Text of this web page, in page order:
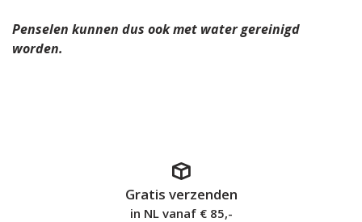
Penselen kunnen dus ook met water gereinigd
worden.
Gratis verzenden
in NL vanaf € 85,-